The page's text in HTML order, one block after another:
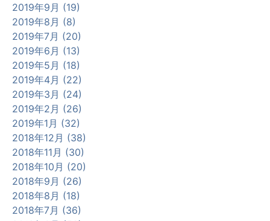
2019年9月 (19)
2019年8月 (8)
2019年7月 (20)
2019年6月 (13)
2019年5月 (18)
2019年4月 (22)
2019年3月 (24)
2019年2月 (26)
2019年1月 (32)
2018年12月 (38)
2018年11月 (30)
2018年10月 (20)
2018年9月 (26)
2018年8月 (18)
2018年7月 (36)